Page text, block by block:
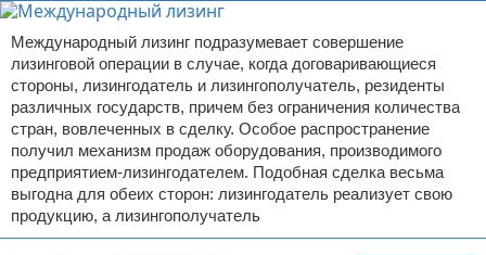
Международный лизинг подразумевает совершение
лизинговой операции в случае, когда договаривающиеся
стороны, лизингодатель и лизингополучатель, резиденты
различных государств, причем без ограничения количества
стран, вовлеченных в сделку. Особое распространение
получил механизм продаж оборудования, производимого
предприятием-лизингодателем. Подобная сделка весьма
выгодна для обеих сторон: лизингодатель реализует свою
продукцию, а лизингополучатель